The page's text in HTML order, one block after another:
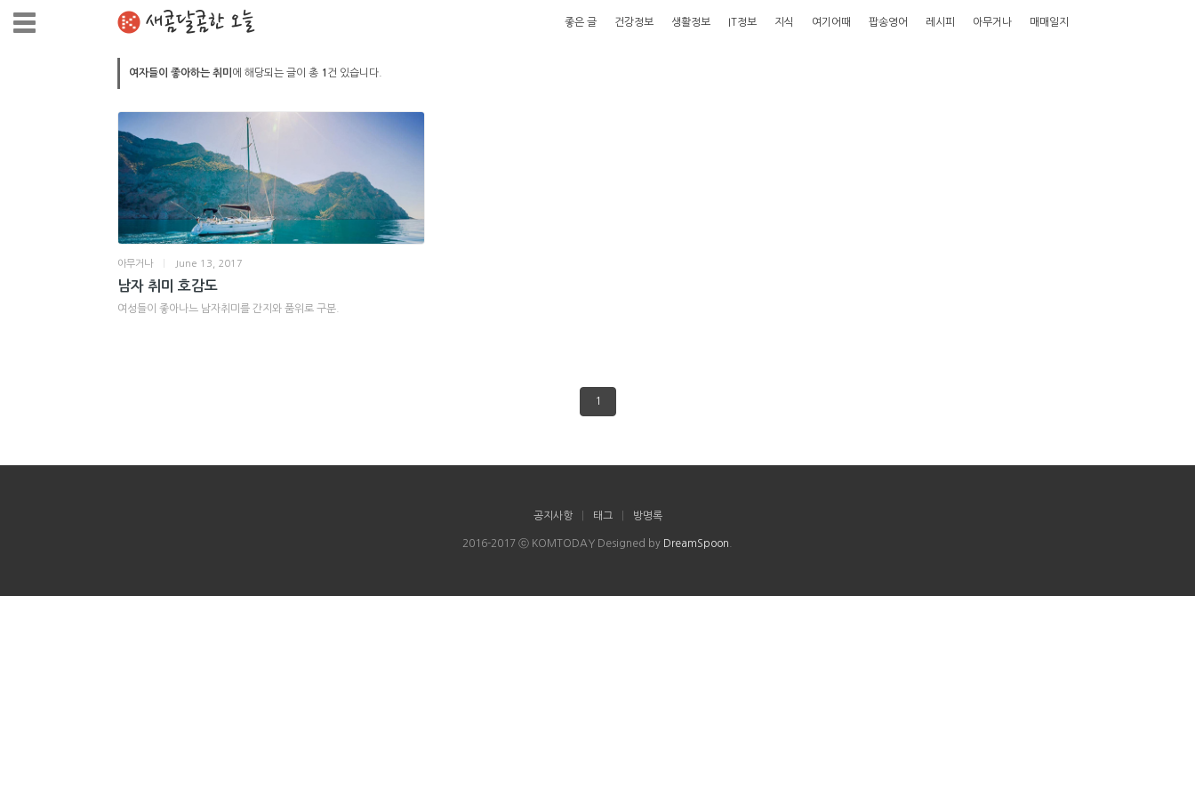
새콤달콤한 오늘 좋은 글 건강정보 생활정보 IT정보 지식 여기어때 팝송영어 레시피 아무거나 매매일지
여자들이 좋아하는 취미 에 해당되는 글이 총 1 건 있습니다.
아무거나 June 13, 2017
남자 취미 호감도
여성들이 좋아나느 남자취미를 간지와 품위로 구분.
1
공지사항 태그 방명록
2016-2017 ⓒ KOMTODAY Designed by DreamSpoon